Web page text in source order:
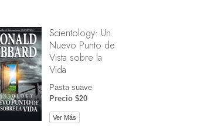
Scientology: Un
Nuevo Punto de
Vista sobre la
Vida
Pasta suave
Precio $20
Ver Más